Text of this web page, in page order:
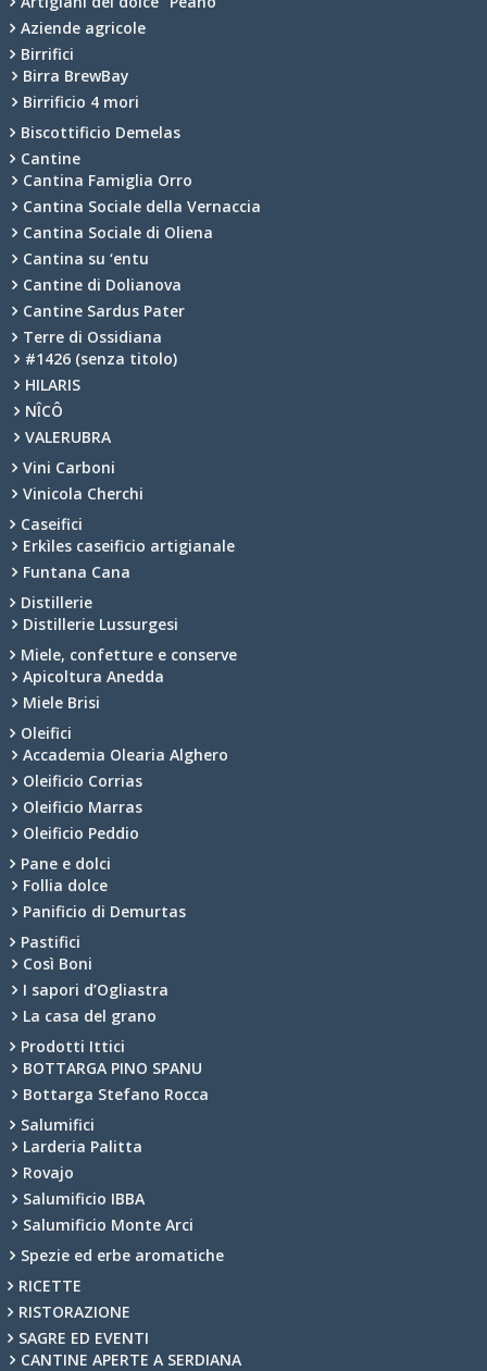
Aziende agricole
Birrifici
Birra BrewBay
Birrificio 4 mori
Biscottificio Demelas
Cantine
Cantina Famiglia Orro
Cantina Sociale della Vernaccia
Cantina Sociale di Oliena
Cantina su ‘entu
Cantine di Dolianova
Cantine Sardus Pater
Terre di Ossidiana
#1426 (senza titolo)
HILARIS
NÎCÔ
VALERUBRA
Vini Carboni
Vinicola Cherchi
Caseifici
Erkìles caseificio artigianale
Funtana Cana
Distillerie
Distillerie Lussurgesi
Miele, confetture e conserve
Apicoltura Anedda
Miele Brisi
Oleifici
Accademia Olearia Alghero
Oleificio Corrias
Oleificio Marras
Oleificio Peddio
Pane e dolci
Follia dolce
Panificio di Demurtas
Pastifici
Così Boni
I sapori d’Ogliastra
La casa del grano
Prodotti Ittici
BOTTARGA PINO SPANU
Bottarga Stefano Rocca
Salumifici
Larderia Palitta
Rovajo
Salumificio IBBA
Salumificio Monte Arci
Spezie ed erbe aromatiche
RICETTE
RISTORAZIONE
SAGRE ED EVENTI
CANTINE APERTE A SERDIANA